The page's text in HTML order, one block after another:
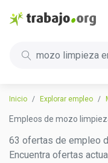
mozo limpieza
Inicio Explorar empleo
Empleos de mozo
63 ofertas de empleo
Encuentra ofertas